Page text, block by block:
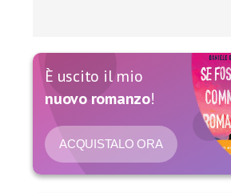
È uscito il mio
nuovo romanzo!
ACQUISTALO ORA